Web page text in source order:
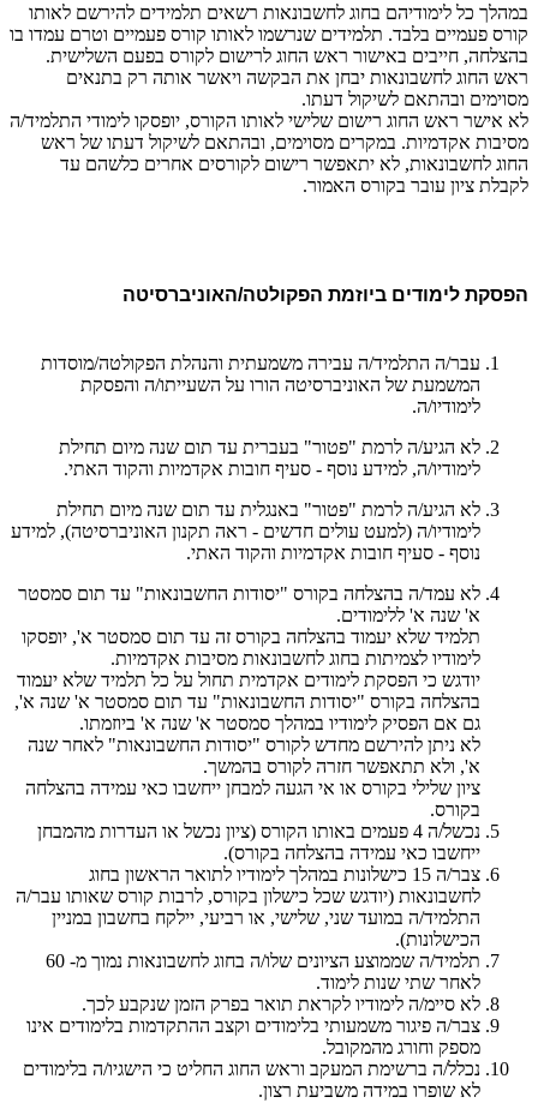
במהלך כל לימודיהם בחוג לחשבונאות רשאים תלמידים להירשם לאותו
קורס פעמיים בלבד. תלמידים שנרשמו לאותו קורס פעמיים וטרם עמדו בו
בהצלחה, חייבים באישור ראש החוג לרישום לקורס בפעם השלישית.
ראש החוג לחשבונאות יבחן את הבקשה ויאשר אותה רק בתנאים
מסוימים ובהתאם לשיקול דעתו.
לא אישר ראש החוג רישום שלישי לאותו הקורס, יופסקו לימודי התלמיד/ה
מסיבות אקדמיות. במקרים מסוימים, ובהתאם לשיקול דעתו של ראש
החוג לחשבונאות, לא יתאפשר רישום לקורסים אחרים כלשהם עד
לקבלת ציון עובר בקורס האמור.
הפסקת לימודים ביוזמת הפקולטה/האוניברסיטה
עבר/ה התלמיד/ה עבירה משמעתית והנהלת הפקולטה/מוסדות
המשמעת של האוניברסיטה הורו על השעייתו/ה והפסקת
לימודיו/ה.
לא הגיע/ה לרמת "פטור" בעברית עד תום שנה מיום תחילת
לימודיו/ה, למידע נוסף - סעיף חובות אקדמיות והקוד האתי.
לא הגיע/ה לרמת "פטור" באנגלית עד תום שנה מיום תחילת
לימודיו/ה (למעט עולים חדשים - ראה תקנון האוניברסיטה), למידע
נוסף - סעיף חובות אקדמיות והקוד האתי.
לא עמד/ה בהצלחה בקורס "יסודות החשבונאות" עד תום סמסטר
א' שנה א' ללימודים.
תלמיד שלא יעמוד בהצלחה בקורס זה עד תום סמסטר א', יופסקו
לימודיו לצמיתות בחוג לחשבונאות מסיבות אקדמיות.
יודגש כי הפסקת לימודים אקדמית תחול על כל תלמיד שלא יעמוד
בהצלחה בקורס "יסודות החשבונאות" עד תום סמסטר א' שנה א',
גם אם הפסיק לימודיו במהלך סמסטר א' שנה א' ביוזמתו.
לא ניתן להירשם מחדש לקורס "יסודות החשבונאות" לאחר שנה
א', ולא תתאפשר חזרה לקורס בהמשך.
ציון שלילי בקורס או אי הגעה למבחן ייחשבו כאי עמידה בהצלחה
בקורס.
נכשל/ה 4 פעמים באותו הקורס (ציון נכשל או העדרות מהמבחן
ייחשבו כאי עמידה בהצלחה בקורס.(
צבר/ה 15 כישלונות במהלך לימודיו לתואר הראשון בחוג
לחשבונאות (יודגש שכל כישלון בקורס, לרבות קורס שאותו עבר/ה
התלמיד/ה במועד שני, שלישי, או רביעי, יילקח בחשבון במניין
הכישלונות).
תלמיד/ה שממוצע הציונים שלו/ה בחוג לחשבונאות נמוך מ- 60
לאחר שתי שנות לימוד.
לא סיימ/ה לימודיו לקראת תואר בפרק הזמן שנקבע לכך.
צבר/ה פיגור משמעותי בלימודים וקצב ההתקדמות בלימודים אינו
מספק וחורג מהמקובל.
נכלל/ה ברשימת המעקב וראש החוג החליט כי הישגיו/ה בלימודים
לא שופרו במידה משביעת רצון.